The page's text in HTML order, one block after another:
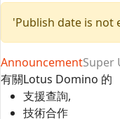
'Publish date is not
AnnouncementSuper
有關Lotus Domino 的
支援查詢,
技術合作